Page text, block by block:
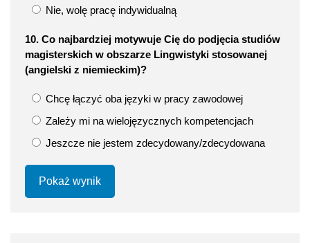
Nie, wolę pracę indywidualną
10. Co najbardziej motywuje Cię do podjęcia studiów
magisterskich w obszarze Lingwistyki stosowanej
(angielski z niemieckim)?
Chcę łączyć oba języki w pracy zawodowej
Zależy mi na wielojęzycznych kompetencjach
Jeszcze nie jestem zdecydowany/zdecydowana
Pokaż wynik